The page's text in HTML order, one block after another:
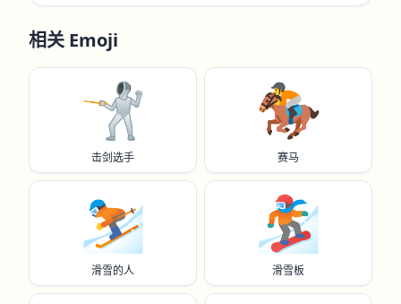
相关 Emoji
🤺
击剑选手
🏇
赛马
⛷️
滑雪的人
🏂️
滑雪板